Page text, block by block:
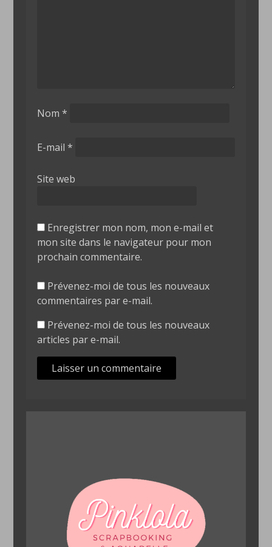
Nom *
E-mail *
Site web
Enregistrer mon nom, mon e-mail et
mon site dans le navigateur pour mon
prochain commentaire.
Prévenez-moi de tous les nouveaux
commentaires par e-mail.
Prévenez-moi de tous les nouveaux
articles par e-mail.